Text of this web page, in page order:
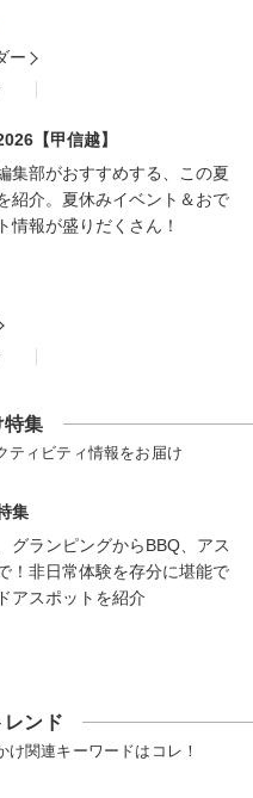
ー
【甲信越】
集部がおすすめする、この夏
紹介。夏休みイベント＆おで
情報が盛りだくさん！
特集
ティビティ情報をお届け
集
グランピングからBBQ、アス
！非日常体験を存分に堪能で
アスポットを紹介
レンド
関連キーワードはコレ！